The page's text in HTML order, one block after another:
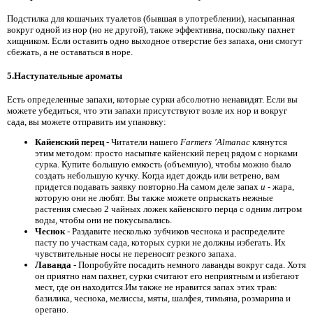
Подстилка для кошачьих туалетов (бывшая в употреблении), насыпанная
вокруг одной из нор (но не другой), также эффективна, поскольку пахнет
хищником. Если оставить одно выходное отверстие без запаха, они смогут
сбежать, а не оставаться в норе.
5.Наступательные ароматы
Есть определенные запахи, которые сурки абсолютно ненавидят. Если вы
можете убедиться, что эти запахи присутствуют возле их нор и вокруг
сада, вы можете отправить им упаковку:
Кайенский перец- Читатели нашего Farmers ’Almanac клянутся
этим методом: просто насыпьте кайенский перец рядом с норками
сурка. Купите большую емкость (объемную), чтобы можно было
создать небольшую кучку. Когда идет дождь или ветрено, вам
придется подавать заявку повторно.На самом деле запах и - жара,
которую они не любят. Вы также можете опрыскать нежные
растения смесью 2 чайных ложек кайенского перца с одним литром
воды, чтобы они не покусывались.
Чеснок- Раздавите несколько зубчиков чеснока и распределите
пасту по участкам сада, которых сурки не должны избегать. Их
чувствительные носы не переносят резкого запаха.
Лаванда - Попробуйте посадить немного лаванды вокруг сада. Хотя
он приятно нам пахнет, сурки считают его неприятным и избегают
мест, где он находится.Им также не нравится запах этих трав:
базилика, чеснока, мелиссы, мяты, шалфея, тимьяна, розмарина и
орегано.